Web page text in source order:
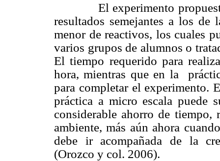
El experimento propuesto
resultados semejantes a los
menor de reactivos, los cuales
varios grupos de alumnos o
El tiempo requerido para
hora, mientras que en la
para completar el experimento.
práctica a micro escala
considerable ahorro de
ambiente, más aún ahora
debe ir acompañada de la
(Orozco y col. 2006).